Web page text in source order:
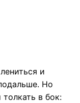
и
Но
в бок: